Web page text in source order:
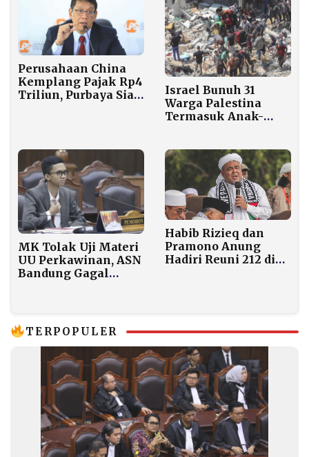
Perusahaan China
Kemplang Pajak Rp4
Triliun, Purbaya Siap
Israel Bunuh 31
Warga Palestina
Termasuk Anak-
MK Tolak Uji Materi
UU Perkawinan, ASN
Bandung Gagal
Habib Rizieq dan
Pramono Anung
Hadiri Reuni 212 di
TERPOPULER